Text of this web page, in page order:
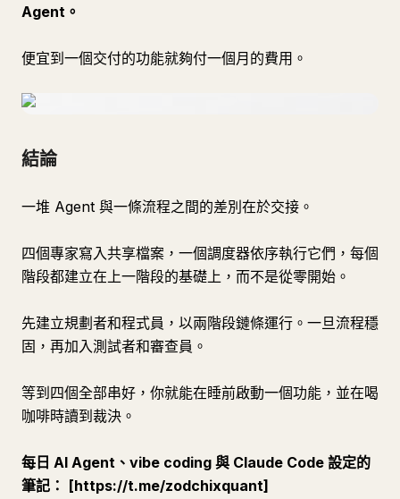
Agent。
便宜到一個交付的功能就夠付一個月的費用。
結論
一堆 Agent 與一條流程之間的差別在於交接。
四個專家寫入共享檔案，一個調度器依序執行它們，每個
階段都建立在上一階段的基礎上，而不是從零開始。
先建立規劃者和程式員，以兩階段鏈條運行。一旦流程穩
固，再加入測試者和審查員。
等到四個全部串好，你就能在睡前啟動一個功能，並在喝
咖啡時讀到裁決。
每日 AI Agent、vibe coding 與 Claude Code 設定的
筆記： [https://t.me/zodchixquant]